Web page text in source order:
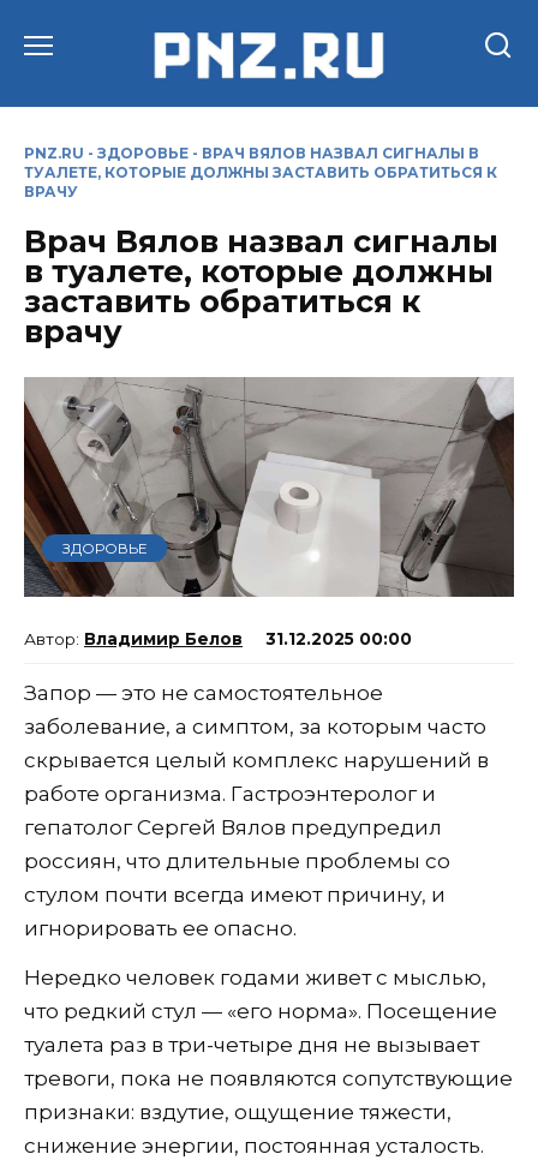
PNZ.RU - ЗДОРОВЬЕ - ВРАЧ ВЯЛОВ НАЗВАЛ СИГНАЛЫ В
ТУАЛЕТЕ, КОТОРЫЕ ДОЛЖНЫ ЗАСТАВИТЬ ОБРАТИТЬСЯ К
ВРАЧУ
Врач Вялов назвал сигналы
в туалете, которые должны
заставить обратиться к
врачу
ЗДОРОВЬЕ
Владимир Белов 31.12.2025 00:00
Запор — это не самостоятельное
заболевание, а симптом, за которым часто
скрывается целый комплекс нарушений в
работе организма. Гастроэнтеролог и
гепатолог Сергей Вялов предупредил
россиян, что длительные проблемы со
стулом почти всегда имеют причину, и
игнорировать ее опасно.
Нередко человек годами живет с мыслью,
что редкий стул — «его норма». Посещение
туалета раз в три-четыре дня не вызывает
тревоги, пока не появляются сопутствующие
признаки: вздутие, ощущение тяжести,
снижение энергии, постоянная усталость.